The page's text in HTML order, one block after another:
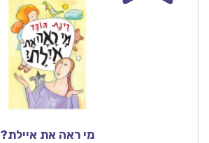
מי ראה את איילת?